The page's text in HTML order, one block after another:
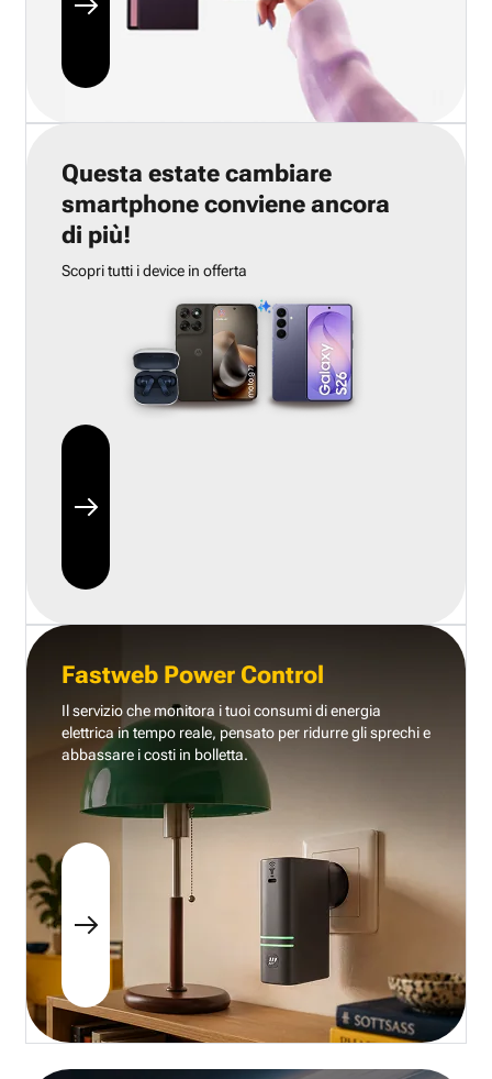
Questa estate cambiare
smartphone conviene ancora
di più!
Scopri tutti i device in offerta
Fastweb Power Control
Il servizio che monitora i tuoi consumi di energia
elettrica in tempo reale, pensato per ridurre gli sprechi e
abbassare i costi in bolletta.